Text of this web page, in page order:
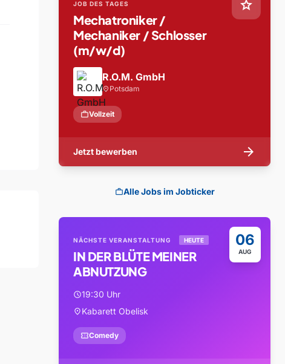
star
JOB DES TAGES
Mechatroniker /
Mechaniker / Schlosser
(m/w/d)
R.O.M. GmbH
location_on Potsdam
workVollzeit
Jetzt bewerben arrow_forward
workAlle Jobs im Jobticker
06
AUG
NÄCHSTE VERANSTALTUNG HEUTE
IN DER BLÜTE MEINER
ABNUTZUNG
schedule19:30 Uhr
location_onKabarett Obelisk
confirmation_numberComedy